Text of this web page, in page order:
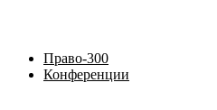
Право-300
Конференции